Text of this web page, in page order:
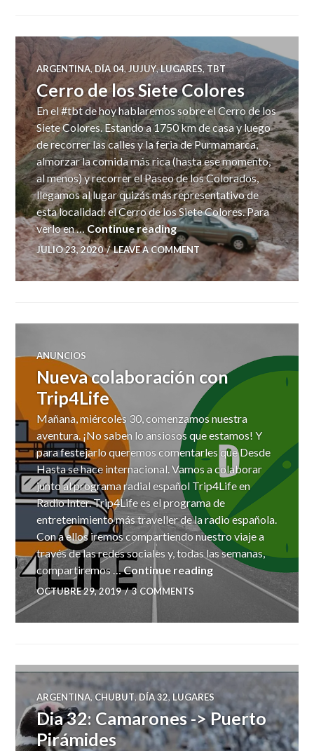
ARGENTINA, DÍA 04,JUJUY,LUGARES,TBT
Cerro de los Siete Colores
En el #tbt de hoy hablaremos sobre el Cerro de los
Siete Colores. Estando a 1750 km de casa y luego
de recorrer las calles y la feria de Purmamarca,
almorzar la comida más rica (hasta ese momento,
al menos) y recorrer el Paseo de los Colorados,
llegamos al lugar quizás más representativo de
esta localidad: el Cerro de los Siete Colores. Para
verlo en … Continue readingCerro de los Siete Colores
JULIO 23, 2020 LEAVE A COMMENT
ANUNCIOS
Nueva colaboración con
Trip4Life
Mañana, miércoles 30, comenzamos nuestra
aventura. ¡No saben lo ansiosos que estamos! Y
para festejarlo queremos comentarles que Desde
Hasta se hace internacional. Vamos a colaborar
junto al programa radial español Trip4Life en
Radio Inter. Trip4Life es el programa de
entretenimiento más traveller de la radio española.
Con a ellos iremos compartiendo nuestro viaje a
través de las redes sociales y, todas las semanas,
compartiremos …Continue readingNueva
OCTUBRE 29, 2019 3 COMMENTS
ARGENTINA, CHUBUT,DÍA 32,LUGARES
Dia 32: Camarones -> Puerto
Pirámides